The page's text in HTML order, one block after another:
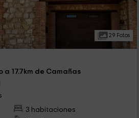
29 Fotos
17.7km de Camañas
3 habitaciones